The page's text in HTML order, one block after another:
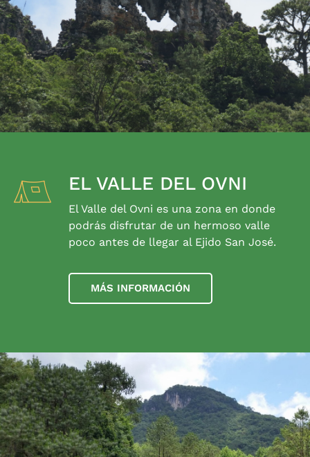
EL VALLE DEL OVNI
El Valle del Ovni es una zona en donde
podrás disfrutar de un hermoso valle
poco antes de llegar al Ejido San José.
MÁS INFORMACIÓN